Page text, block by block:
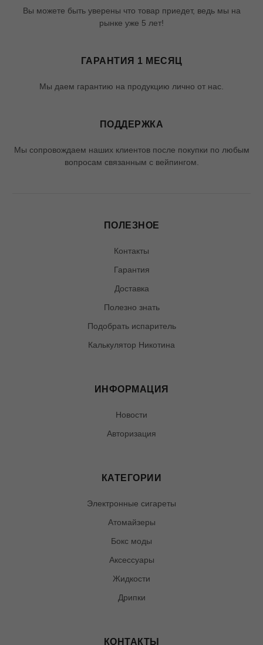
Вы можете быть уверены что товар приедет, ведь мы на
рынке уже 5 лет!
ГАРАНТИЯ 1 МЕСЯЦ
Мы даем гарантию на продукцию лично от нас.
ПОДДЕРЖКА
Мы сопровождаем наших клиентов после покупки по любым
вопросам связанным с вейпингом.
ПОЛЕЗНОЕ
Контакты
Гарантия
Доставка
Полезно знать
Подобрать испаритель
Калькулятор Никотина
ИНФОРМАЦИЯ
Новости
Авторизация
КАТЕГОРИИ
Электронные сигареты
Атомайзеры
Бокс моды
Аксессуары
Жидкости
Дрипки
КОНТАКТЫ